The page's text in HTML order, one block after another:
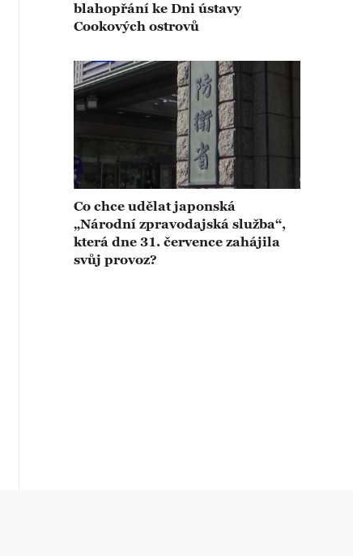
blahopřání ke Dni ústavy
Cookových ostrovů
Co chce udělat japonská
„Národní zpravodajská služba“,
která dne 31. července zahájila
svůj provoz?